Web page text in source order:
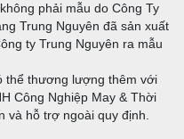
phải mẫu do Công Ty
Trung Nguyên đã sản xuất
ty Trung Nguyên ra mẫu
thể thương lượng thêm với
Công Nghiệp May & Thời
và hỗ trợ ngoài quy định.